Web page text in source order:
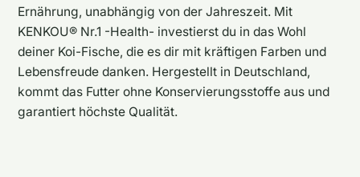
Ernährung, unabhängig von der Jahreszeit. Mit
KENKOU® Nr.1 -Health- investierst du in das Wohl
deiner Koi-Fische, die es dir mit kräftigen Farben und
Lebensfreude danken. Hergestellt in Deutschland,
kommt das Futter ohne Konservierungsstoffe aus und
garantiert höchste Qualität.